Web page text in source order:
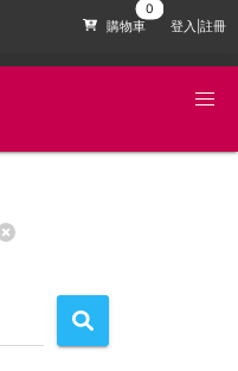
購物車 登入|註冊